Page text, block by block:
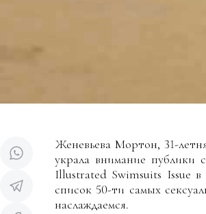
Женевьева Мортон, 31-
украла внимание публики
Illustrated Swimsuits Issue
список 50-ти самых
наслаждаемся.